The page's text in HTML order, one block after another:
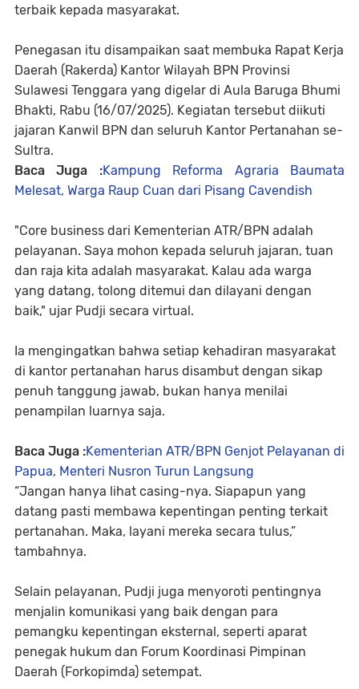
terbaik kepada masyarakat.
Penegasan itu disampaikan saat membuka Rapat Kerja
Daerah (Rakerda) Kantor Wilayah BPN Provinsi
Sulawesi Tenggara yang digelar di Aula Baruga Bhumi
Bhakti, Rabu (16/07/2025). Kegiatan tersebut diikuti
jajaran Kanwil BPN dan seluruh Kantor Pertanahan se-
Sultra.
Baca Juga :Kampung Reforma Agraria Baumata
Melesat, Warga Raup Cuan dari Pisang Cavendish
"Core business dari Kementerian ATR/BPN adalah
pelayanan. Saya mohon kepada seluruh jajaran, tuan
dan raja kita adalah masyarakat. Kalau ada warga
yang datang, tolong ditemui dan dilayani dengan
baik," ujar Pudji secara virtual.
Ia mengingatkan bahwa setiap kehadiran masyarakat
di kantor pertanahan harus disambut dengan sikap
penuh tanggung jawab, bukan hanya menilai
penampilan luarnya saja.
Baca Juga :Kementerian ATR/BPN Genjot Pelayanan di
Papua, Menteri Nusron Turun Langsung
“Jangan hanya lihat casing-nya. Siapapun yang
datang pasti membawa kepentingan penting terkait
pertanahan. Maka, layani mereka secara tulus,”
tambahnya.
Selain pelayanan, Pudji juga menyoroti pentingnya
menjalin komunikasi yang baik dengan para
pemangku kepentingan eksternal, seperti aparat
penegak hukum dan Forum Koordinasi Pimpinan
Daerah (Forkopimda) setempat.